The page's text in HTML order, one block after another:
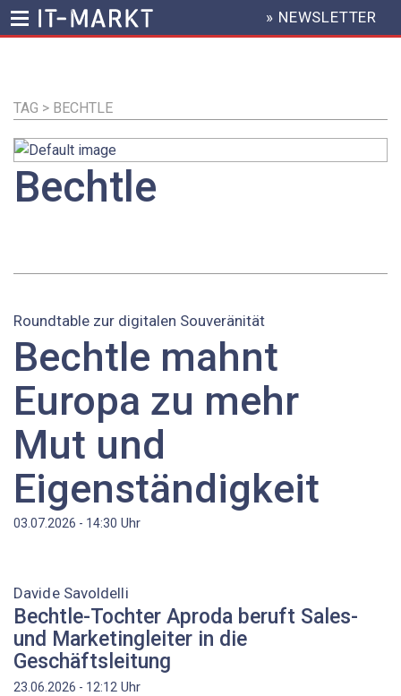
Inhalt
HEADER
MENU
» NEWSLETTER
TAG > BECHTLE
Bechtle
Roundtable zur digitalen Souveränität
Bechtle mahnt
Europa zu mehr
Mut und
Eigenständigkeit
03.07.2026 - 14:30 Uhr
Davide Savoldelli
Bechtle-Tochter Aproda beruft Sales-
und Marketingleiter in die
Geschäftsleitung
23.06.2026 - 12:12 Uhr